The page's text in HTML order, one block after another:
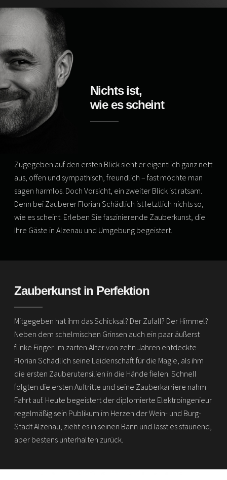
Nichts ist,
wie es scheint
Zugegeben auf den ersten Blick sieht er eigentlich ganz nett
aus, offen und sympathisch, freundlich – fast möchte man
sagen harmlos. Doch Vorsicht, ein zweiter Blick ist ratsam.
Denn bei Zauberer Florian Schädlich ist letztlich nichts so,
wie es scheint. Erleben Sie faszinierende Zauberkunst, die
Ihre Gäste in Alzenau und Umgebung begeistert.
Zauberkunst in Perfektion
Mitgegeben hat ihm das Schicksal? Der Zufall? Der Himmel?
Neben dem schelmischen Grinsen auch ein paar äußerst
flinke Finger. Im zarten Alter von zehn Jahren entdeckte
Florian Schädlich seine Leidenschaft für die Magie, als ihm
die ersten Zauberutensilien in die Hände fielen. Schnell
folgten die ersten Auftritte und seine Zauberkarriere nahm
Fahrt auf. Heute begeistert der diplomierte Elektroingenieur
regelmäßig sein Publikum im Herzen der Wein- und Burg-
Stadt Alzenau, zieht es in seinen Bann und lässt es staunend,
aber bestens unterhalten zurück.